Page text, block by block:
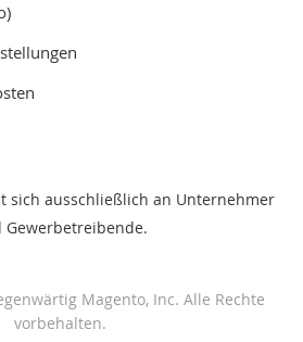
sich ausschließlich an Unternehmer
Gewerbetreibende.
Magento, Inc. Alle Rechte
vorbehalten.